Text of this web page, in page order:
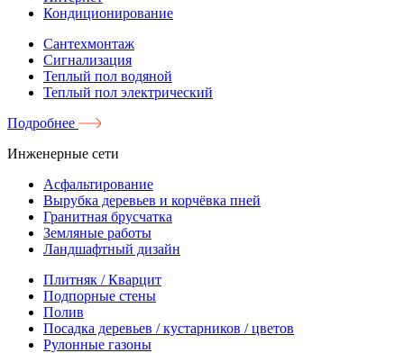
Кондиционирование
Сантехмонтаж
Сигнализация
Теплый пол водяной
Теплый пол электрический
Подробнее
Инженерные сети
Асфальтирование
Вырубка деревьев и корчёвка пней
Гранитная брусчатка
Земляные работы
Ландшафтный дизайн
Плитняк / Кварцит
Подпорные стены
Полив
Посадка деревьев / кустарников / цветов
Рулонные газоны